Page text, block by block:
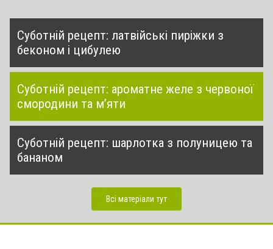
Суботній рецепт: латвійські пиріжки з
беконом і цибулею
Суботній рецепт: ароматне желе з червоної
смородини та м’яти
Суботній рецепт: шарлотка з полуницею та
бананом
Всі матеріали тут